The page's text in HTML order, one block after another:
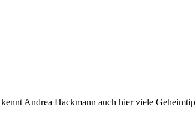
Andrea Hackmann auch hier viele